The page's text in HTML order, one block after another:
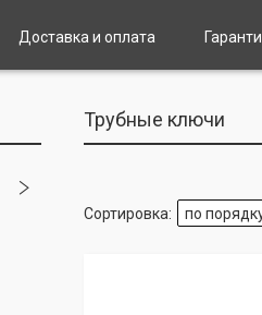
Доставка и оплата
Трубные ключи